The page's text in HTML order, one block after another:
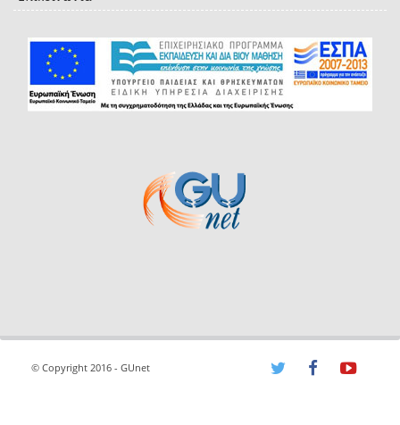
© Copyright 2016 - GUnet